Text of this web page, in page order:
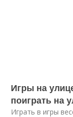
Игры на
поиграть на
Играть в игры